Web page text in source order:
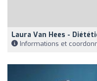
Laura Van Hees -
Informations et